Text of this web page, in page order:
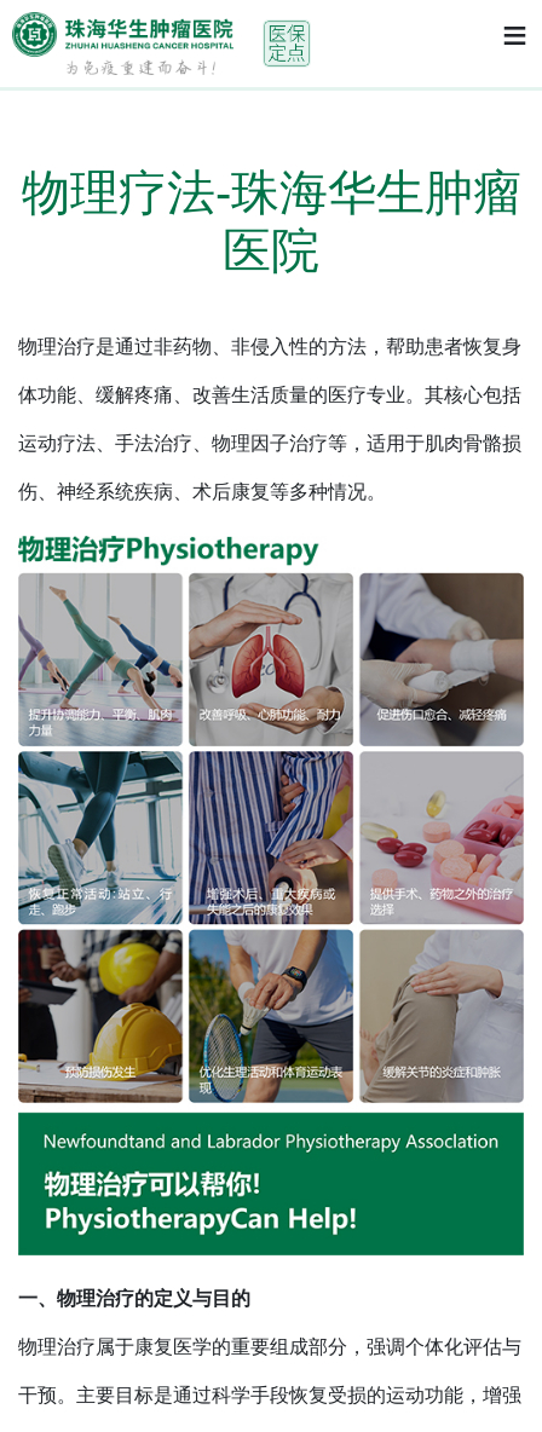
≡
首页 > 物理疗法-珠海华生肿瘤医院
物理疗法-珠海华生肿瘤
医院
物理治疗是通过非药物、非侵入性的方法，帮助患者恢复身
体功能、缓解疼痛、改善生活质量的医疗专业。其核心包括
运动疗法、手法治疗、物理因子治疗等，适用于肌肉骨骼损
伤、神经系统疾病、术后康复等多种情况。
一、物理治疗的定义与目的
物理治疗属于康复医学的重要组成部分，强调个体化评估与
干预。主要目标是通过科学手段恢复受损的运动功能，增强